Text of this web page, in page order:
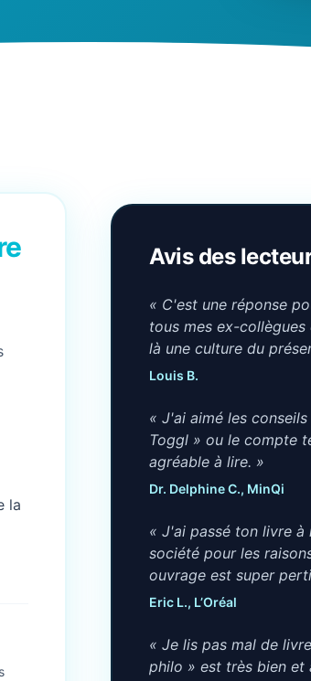
la
Avis des
« C'est une réponse
tous mes ex-
là une culture du
Louis B.
« J'ai aimé les
Toggl » ou le compte
agréable à lire. »
Dr. Delphine C., MinQi
« J'ai passé ton livre
société pour les
ouvrage est super
Eric L., L’Oréal
« Je lis pas mal de
philo » est très bien et